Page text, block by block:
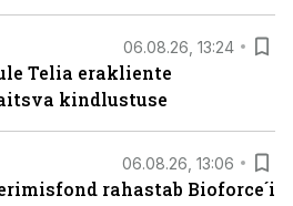
06.08.26, 13:24
Telia erakliente
kindlustuse
06.08.26, 13:06
rahastab Bioforce´i